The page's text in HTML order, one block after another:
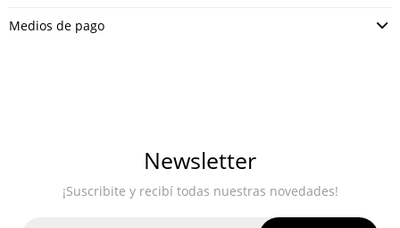
Medios de pago
Newsletter
¡Suscribite y recibí todas nuestras novedades!